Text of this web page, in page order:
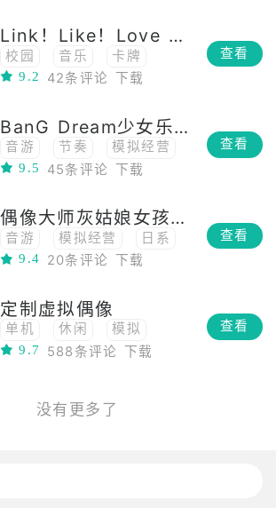
Link！Like！Love Live！
校园 音乐
卡牌
偶像
二次元
9.2 42条评论 下载
查看
BanG Dream少女乐团派对台服
音游 节奏
模拟经营
高画质
二次元
养成
9.5 45条评论 下载
查看
偶像大师灰姑娘女孩星光舞台日服
音游 模拟经营
日系
ACG
二次元 偶像
9.4 20条评论 下载
查看
定制虚拟偶像
单机 休闲
模拟
高自由度
日系
偶像
9.7 588条评论 下载
查看
没有更多了